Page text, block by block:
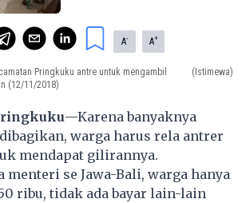
A- A+
Pringkuku antre untuk mengambil
(12/11/2018)
(Istimewa)
—Karena banyaknya
warga harus rela antrer
mendapat gilirannya.
menteri se Jawa-Bali, warga hanya
ribu, tidak ada bayar lain-lain